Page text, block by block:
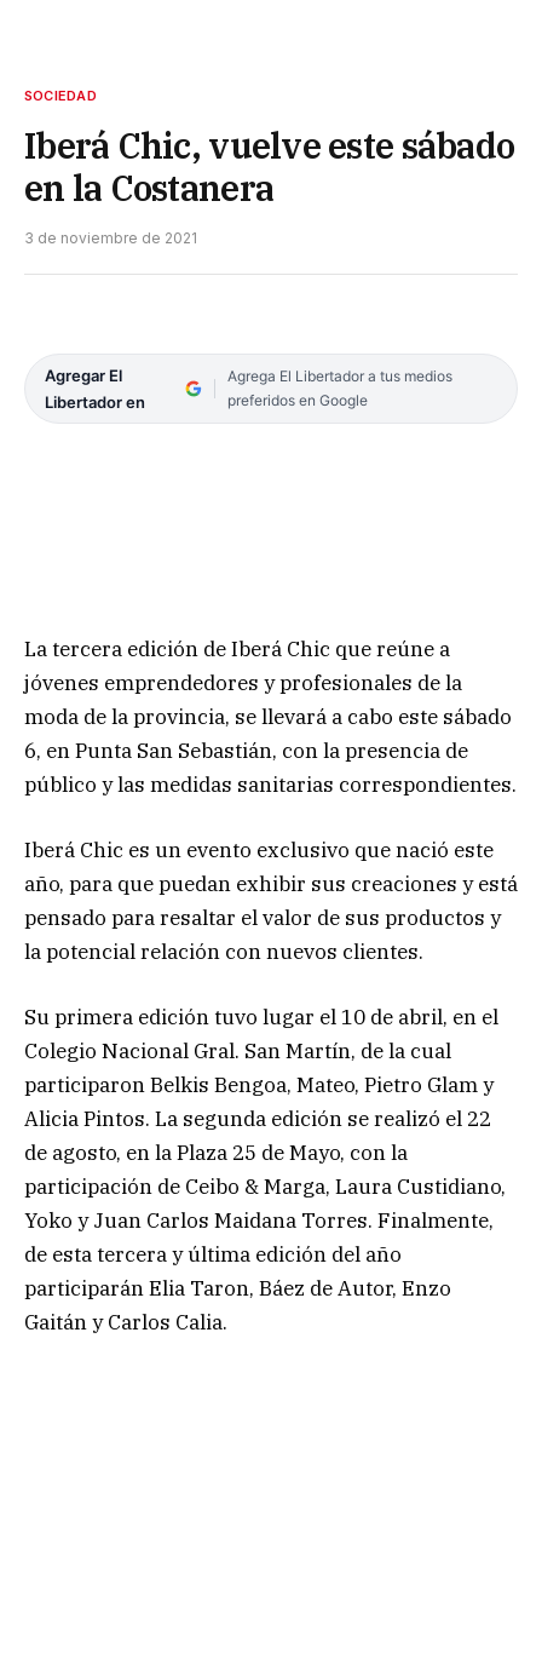
SOCIEDAD
Iberá Chic, vuelve este sábado
en la Costanera
3 de noviembre de 2021
Agregar El
Libertador en
Agrega El Libertador a tus medios
preferidos en Google
La tercera edición de Iberá Chic que reúne a
jóvenes emprendedores y profesionales de la
moda de la provincia, se llevará a cabo este sábado
6, en Punta San Sebastián, con la presencia de
público y las medidas sanitarias correspondientes.
Iberá Chic es un evento exclusivo que nació este
año, para que puedan exhibir sus creaciones y está
pensado para resaltar el valor de sus productos y
la potencial relación con nuevos clientes.
Su primera edición tuvo lugar el 10 de abril, en el
Colegio Nacional Gral. San Martín, de la cual
participaron Belkis Bengoa, Mateo, Pietro Glam y
Alicia Pintos. La segunda edición se realizó el 22
de agosto, en la Plaza 25 de Mayo, con la
participación de Ceibo & Marga, Laura Custidiano,
Yoko y Juan Carlos Maidana Torres. Finalmente,
de esta tercera y última edición del año
participarán Elia Taron, Báez de Autor, Enzo
Gaitán y Carlos Calia.